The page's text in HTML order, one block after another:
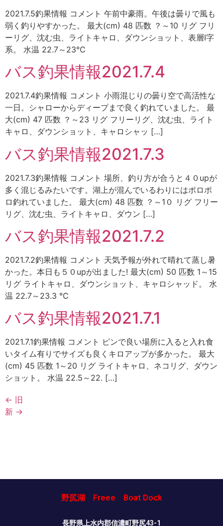
2021.7.5釣果情報 コメント 午前中豪雨。午後は曇りで風も
弱く釣りやすかった。 最大(cm) 48 匹数 ？～10 リグ フリ
ーリグ、沈む虫、ライトキャロ、ダウンショット、表層I字
系。 水温 22.7～23℃
バス釣果情報2021.7.4
2021.7.4釣果情報 コメント 小雨混じりの曇り空で高活性な
一日。シャローからディープまで良く釣れていました。 最
大(cm) 47 匹数 ？～23 リグ フリーリグ、沈む虫、ライト
キャロ、ダウンショット、キャロシャッ […]
バス釣果情報2021.7.3
2021.7.3釣果情報 コメント 場所、釣り方が合うと４０upが
多く混じるみたいです。湖上が混んでいるわりにはポロポ
ロ釣れていました。 最大(cm) 48 匹数 ？～1０ リグ フリー
リグ、沈む虫、ライトキャロ、ダウン […]
バス釣果情報2021.7.2
2021.7.2釣果情報 コメント 天気予報が外れて晴れて蒸し暑
かった。本日も５０upが出ました! 最大(cm) 50 匹数 1～15
リグ ライトキャロ、ダウンショット、キャロシャッド。 水
温 22.7～23.3 ℃
バス釣果情報2021.7.1
2021.7.1釣果情報 コメント ピンで良い場所に入ると入れ食
いタイム有りでサイズも良くキロアップが多かった。 最大
(cm) 45 匹数 1～20 リグ ライトキャロ、ネコリグ、ダウン
ショット。 水温 22.5～22. […]
← 旧
新 →
野尻湖 Freee Boat Dock
長野県上水内郡信濃町野尻43-1